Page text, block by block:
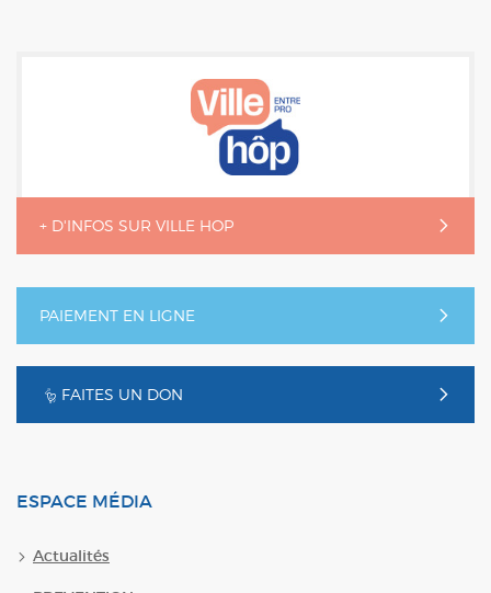
+ D'INFOS SUR VILLE HOP
PAIEMENT EN LIGNE
FAITES UN DON
ESPACE MÉDIA
Actualités